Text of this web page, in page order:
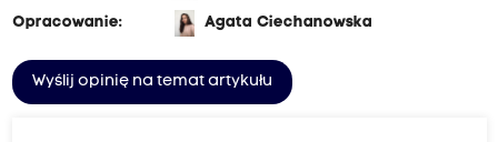
Opracowanie:
Agata Ciechanowska
Wyślij opinię na temat artykułu